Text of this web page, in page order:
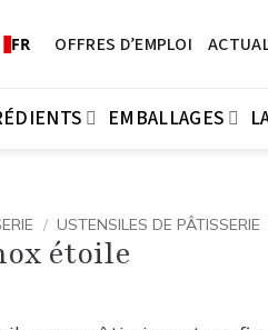
FR OFFRES D’EMPLOI
EMBALLAGES
/ USTENSILES DE PÂTISSERIE
étoile